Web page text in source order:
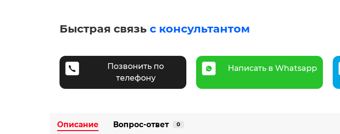
Быстрая связь с консультантом
Позвонить по
телефону
Написать в Whatsapp
Описание Вопрос-ответ 0